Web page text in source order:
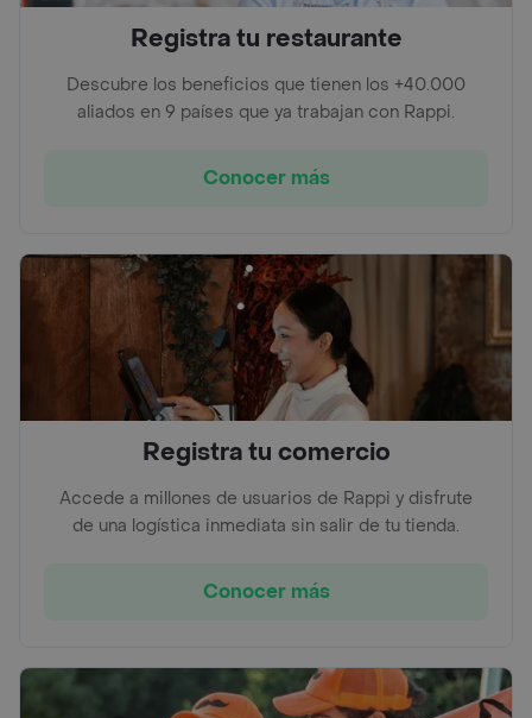
Registra tu restaurante
Descubre los beneficios que tienen los +40.000
aliados en 9 países que ya trabajan con Rappi.
Conocer más
Registra tu comercio
Accede a millones de usuarios de Rappi y disfrute
de una logística inmediata sin salir de tu tienda.
Conocer más